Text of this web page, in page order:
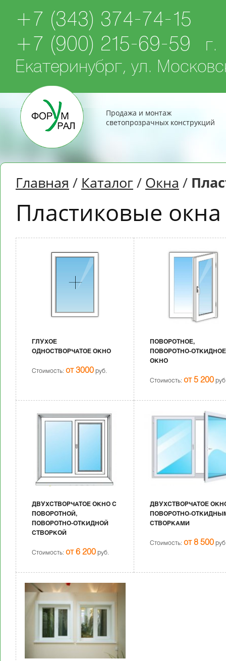
+7 (343) 374-74-15
+7 (900) 215-69-59
г.
Екатеринубрг, ул.
Продажа и монтаж
светопрозрачных конструкций
Главная / Каталог / Окна /
Пластиковые окна
ГЛУХОЕ
ОДНОСТВОРЧАТОЕ ОКНО
Стоимость:от 3000 руб.
ПОВОРОТНОЕ,
ПОВОРОТНО-ОТКИДНОЕ
ОКНО
Стоимость:от 5 200
ДВУХСТВОРЧАТОЕ ОКНО С
ПОВОРОТНОЙ,
ПОВОРОТНО-ОТКИДНОЙ
СТВОРКОЙ
Стоимость:от 6 200 руб.
ДВУХСТВОРЧАТОЕ
ПОВОРОТНО-
СТВОРКАМИ
Стоимость:от 8 500